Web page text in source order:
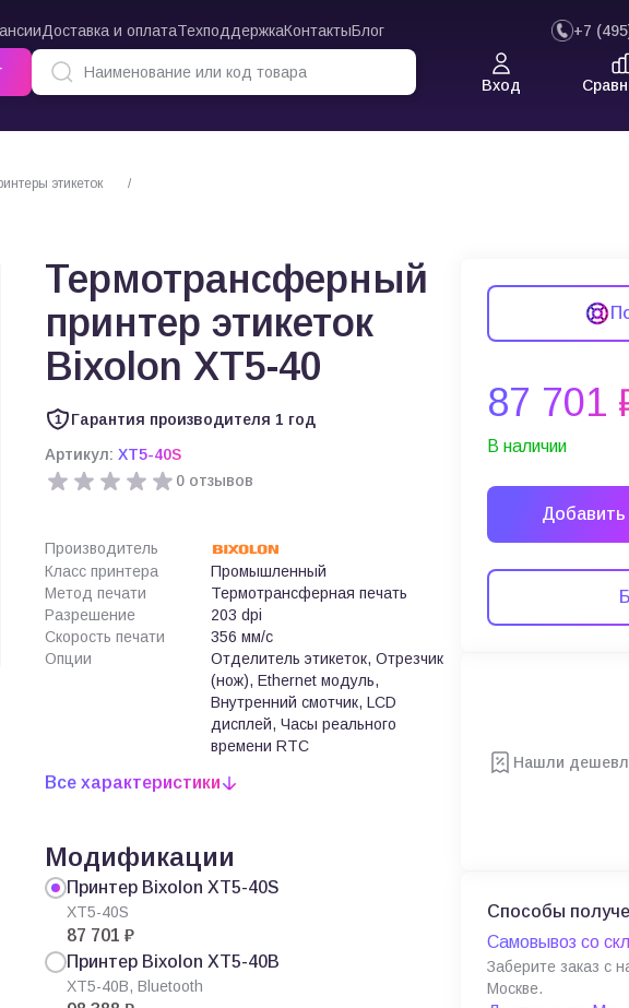
Доставка и оплатаТехподдержкаКонтактыБлог +7
Вход
этикеток
Термотрансферный
принтер этикеток
Bixolon XT5-40
Гарантия производителя 1 год
Артикул: XT5-40S
0 отзывов
Производитель
Класс принтера
Промышленный
Метод печати
Термотрансферная печать
Разрешение
203 dpi
Скорость печати
356 мм/с
Опции
Отделитель этикеток, Отрезчик
(нож), Ethernet модуль,
Внутренний смотчик, LCD
дисплей, Часы реального
времени RTC
Все характеристики
Модификации
Принтер Bixolon XT5-40S
XT5-40S
87 701 ₽
Принтер Bixolon XT5-40B
XT5-40B, Bluetooth
87 701
В наличии
Добавить
Нашли
Способы
Самовывоз со
Заберите заказ с
Москве.